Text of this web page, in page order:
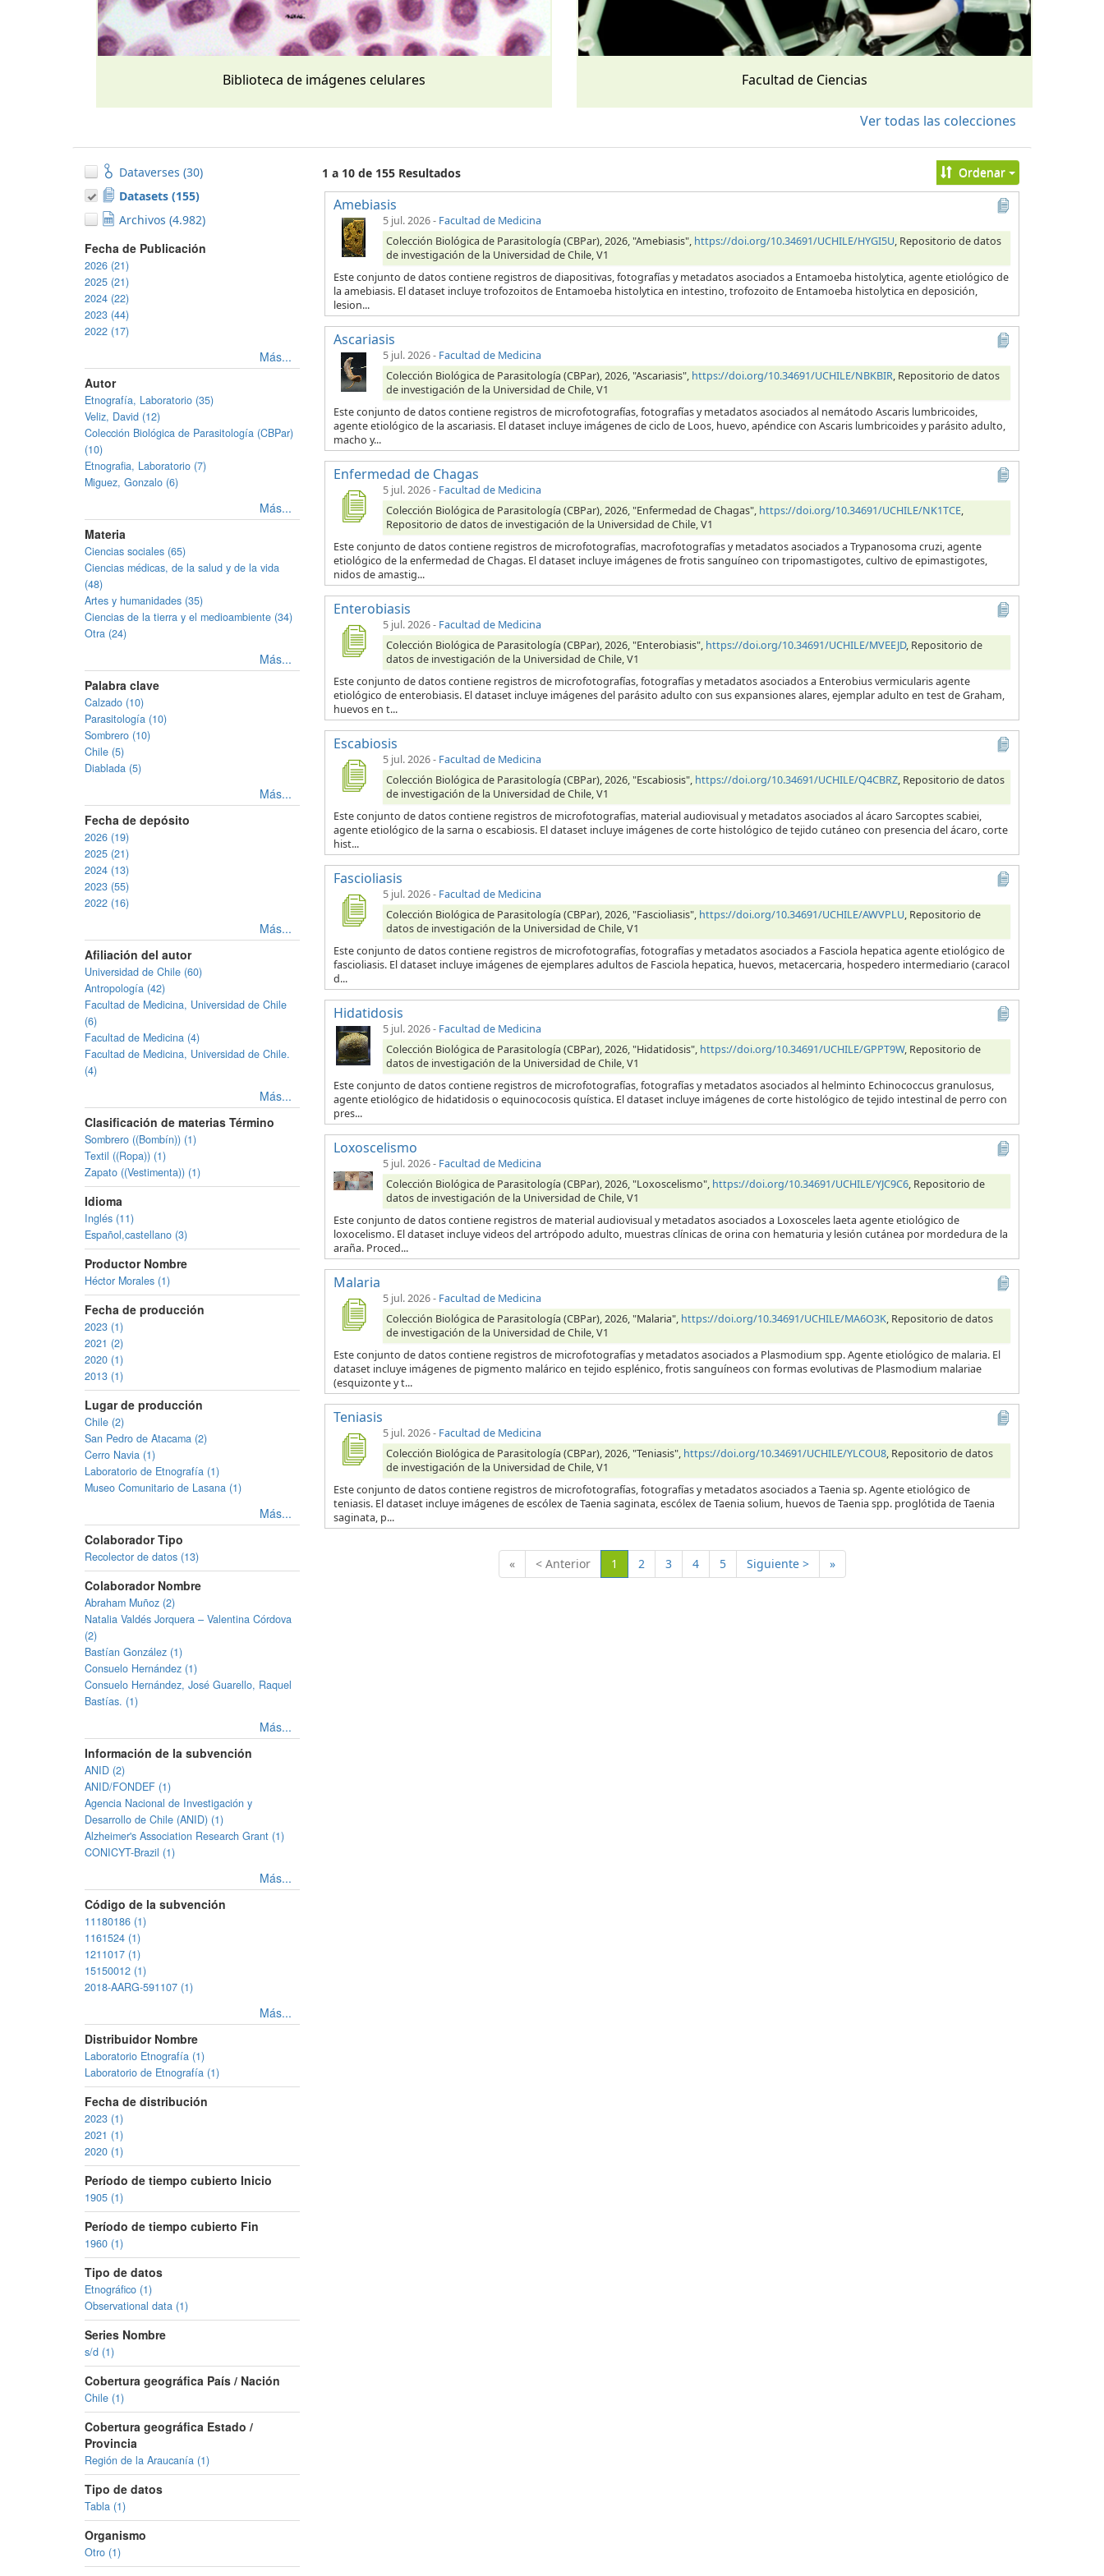
Biblioteca de imágenes celulares Facultad de Ciencias
Ver todas las colecciones
Dataverses (30)
Datasets (155)
Archivos (4.982)
Fecha de Publicación
2026 (21)
2025 (21)
2024 (22)
2023 (44)
2022 (17)
Más...
Autor
Etnografía, Laboratorio (35)
Veliz, David (12)
Colección Biológica de Parasitología (CBPar)
(10)
Etnografia, Laboratorio (7)
Miguez, Gonzalo (6)
Más...
Materia
Ciencias sociales (65)
Ciencias médicas, de la salud y de la vida
(48)
Artes y humanidades (35)
Ciencias de la tierra y el medioambiente (34)
Otra (24)
Más...
Palabra clave
Calzado (10)
Parasitología (10)
Sombrero (10)
Chile (5)
Diablada (5)
Más...
Fecha de depósito
2026 (19)
2025 (21)
2024 (13)
2023 (55)
2022 (16)
Más...
Afiliación del autor
Universidad de Chile (60)
Antropología (42)
Facultad de Medicina, Universidad de Chile
(6)
Facultad de Medicina (4)
Facultad de Medicina, Universidad de Chile.
(4)
Más...
Clasificación de materias Término
Sombrero ((Bombín)) (1)
Textil ((Ropa)) (1)
Zapato ((Vestimenta)) (1)
Idioma
Inglés (11)
Español,castellano (3)
Productor Nombre
Héctor Morales (1)
Fecha de producción
2023 (1)
2021 (2)
2020 (1)
2013 (1)
Lugar de producción
Chile (2)
San Pedro de Atacama (2)
Cerro Navia (1)
Laboratorio de Etnografía (1)
Museo Comunitario de Lasana (1)
Más...
Colaborador Tipo
Recolector de datos (13)
Colaborador Nombre
Abraham Muñoz (2)
Natalia Valdés Jorquera – Valentina Córdova
(2)
Bastían González (1)
Consuelo Hernández (1)
Consuelo Hernández, José Guarello, Raquel
Bastías. (1)
Más...
Información de la subvención
ANID (2)
ANID/FONDEF (1)
Agencia Nacional de Investigación y
Desarrollo de Chile (ANID) (1)
Alzheimer's Association Research Grant (1)
CONICYT-Brazil (1)
Más...
Código de la subvención
11180186 (1)
1161524 (1)
1211017 (1)
15150012 (1)
2018-AARG-591107 (1)
Más...
Distribuidor Nombre
Laboratorio Etnografía (1)
Laboratorio de Etnografía (1)
Fecha de distribución
2023 (1)
2021 (1)
2020 (1)
Período de tiempo cubierto Inicio
1905 (1)
Período de tiempo cubierto Fin
1960 (1)
Tipo de datos
Etnográfico (1)
Observational data (1)
Series Nombre
s/d (1)
Cobertura geográfica País / Nación
Chile (1)
Cobertura geográfica Estado /
Provincia
Región de la Araucanía (1)
Tipo de datos
Tabla (1)
Organismo
Otro (1)
1 a 10 de 155 Resultados Ordenar
Amebiasis
5 jul. 2026- Facultad de Medicina
Colección Biológica de Parasitología (CBPar), 2026, "Amebiasis", https://doi.org/10.34691/UCHILE/HYGI5U, Repositorio de datos
de investigación de la Universidad de Chile, V1
Este conjunto de datos contiene registros de diapositivas, fotografías y metadatos asociados a Entamoeba histolytica, agente etiológico de
la amebiasis. El dataset incluye trofozoitos de Entamoeba histolytica en intestino, trofozoito de Entamoeba histolytica en deposición,
lesion...
Ascariasis
5 jul. 2026- Facultad de Medicina
Colección Biológica de Parasitología (CBPar), 2026, "Ascariasis", https://doi.org/10.34691/UCHILE/NBKBIR, Repositorio de datos
de investigación de la Universidad de Chile, V1
Este conjunto de datos contiene registros de microfotografías, fotografías y metadatos asociados al nemátodo Ascaris lumbricoides,
agente etiológico de la ascariasis. El dataset incluye imágenes de ciclo de Loos, huevo, apéndice con Ascaris lumbricoides y parásito adulto,
macho y...
Enfermedad de Chagas
5 jul. 2026- Facultad de Medicina
Colección Biológica de Parasitología (CBPar), 2026, "Enfermedad de Chagas", https://doi.org/10.34691/UCHILE/NK1TCE,
Repositorio de datos de investigación de la Universidad de Chile, V1
Este conjunto de datos contiene registros de microfotografías, macrofotografías y metadatos asociados a Trypanosoma cruzi, agente
etiológico de la enfermedad de Chagas. El dataset incluye imágenes de frotis sanguíneo con tripomastigotes, cultivo de epimastigotes,
nidos de amastig...
Enterobiasis
5 jul. 2026- Facultad de Medicina
Colección Biológica de Parasitología (CBPar), 2026, "Enterobiasis", https://doi.org/10.34691/UCHILE/MVEEJD, Repositorio de
datos de investigación de la Universidad de Chile, V1
Este conjunto de datos contiene registros de microfotografías, fotografías y metadatos asociados a Enterobius vermicularis agente
etiológico de enterobiasis. El dataset incluye imágenes del parásito adulto con sus expansiones alares, ejemplar adulto en test de Graham,
huevos en t...
Escabiosis
5 jul. 2026- Facultad de Medicina
Colección Biológica de Parasitología (CBPar), 2026, "Escabiosis", https://doi.org/10.34691/UCHILE/Q4CBRZ, Repositorio de datos
de investigación de la Universidad de Chile, V1
Este conjunto de datos contiene registros de microfotografías, material audiovisual y metadatos asociados al ácaro Sarcoptes scabiei,
agente etiológico de la sarna o escabiosis. El dataset incluye imágenes de corte histológico de tejido cutáneo con presencia del ácaro, corte
hist...
Fascioliasis
5 jul. 2026- Facultad de Medicina
Colección Biológica de Parasitología (CBPar), 2026, "Fascioliasis", https://doi.org/10.34691/UCHILE/AWVPLU, Repositorio de
datos de investigación de la Universidad de Chile, V1
Este conjunto de datos contiene registros de microfotografías, fotografías y metadatos asociados a Fasciola hepatica agente etiológico de
fascioliasis. El dataset incluye imágenes de ejemplares adultos de Fasciola hepatica, huevos, metacercaria, hospedero intermediario (caracol
d...
Hidatidosis
5 jul. 2026- Facultad de Medicina
Colección Biológica de Parasitología (CBPar), 2026, "Hidatidosis", https://doi.org/10.34691/UCHILE/GPPT9W, Repositorio de
datos de investigación de la Universidad de Chile, V1
Este conjunto de datos contiene registros de microfotografías, fotografías y metadatos asociados al helminto Echinococcus granulosus,
agente etiológico de hidatidosis o equinococosis quística. El dataset incluye imágenes de corte histológico de tejido intestinal de perro con
pres...
Loxoscelismo
5 jul. 2026- Facultad de Medicina
Colección Biológica de Parasitología (CBPar), 2026, "Loxoscelismo", https://doi.org/10.34691/UCHILE/YJC9C6, Repositorio de
datos de investigación de la Universidad de Chile, V1
Este conjunto de datos contiene registros de material audiovisual y metadatos asociados a Loxosceles laeta agente etiológico de
loxocelismo. El dataset incluye videos del artrópodo adulto, muestras clínicas de orina con hematuria y lesión cutánea por mordedura de la
araña. Proced...
Malaria
5 jul. 2026- Facultad de Medicina
Colección Biológica de Parasitología (CBPar), 2026, "Malaria", https://doi.org/10.34691/UCHILE/MA6O3K, Repositorio de datos
de investigación de la Universidad de Chile, V1
Este conjunto de datos contiene registros de microfotografías y metadatos asociados a Plasmodium spp. Agente etiológico de malaria. El
dataset incluye imágenes de pigmento malárico en tejido esplénico, frotis sanguíneos con formas evolutivas de Plasmodium malariae
(esquizonte y t...
Teniasis
5 jul. 2026- Facultad de Medicina
Colección Biológica de Parasitología (CBPar), 2026, "Teniasis", https://doi.org/10.34691/UCHILE/YLCOU8, Repositorio de datos
de investigación de la Universidad de Chile, V1
Este conjunto de datos contiene registros de microfotografías, fotografías y metadatos asociados a Taenia sp. Agente etiológico de
teniasis. El dataset incluye imágenes de escólex de Taenia saginata, escólex de Taenia solium, huevos de Taenia spp. proglótida de Taenia
saginata, p...
« < Anterior 1 (Actual)
2 3 4 5 Siguiente > »